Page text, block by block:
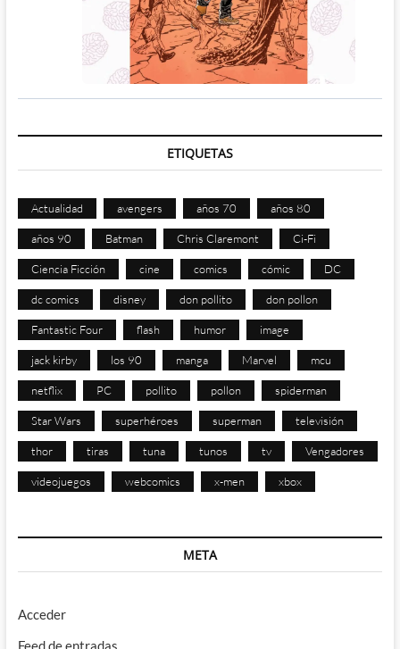
ETIQUETAS
Actualidad avengers años 70 años 80
años 90 Batman Chris Claremont Ci-Fi
Ciencia Ficción cine comics cómic DC
dc comics disney don pollito don pollon
Fantastic Four flash humor image
jack kirby los 90 manga Marvel mcu
netflix PC pollito pollon spiderman
Star Wars superhéroes superman televisión
thor tiras tuna tunos tv Vengadores
videojuegos webcomics x-men xbox
META
Acceder
Feed de entradas